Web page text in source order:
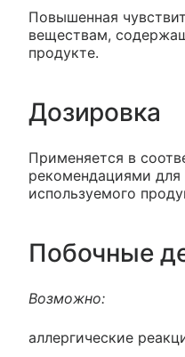
Повышенная
веществам,
продукте.
Дозировка
Применяется в
рекомендациями для
используемого
Побочные
Возможно:
аллергические